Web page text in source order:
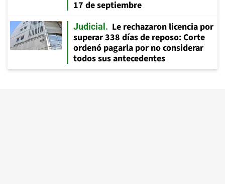
17 de septiembre
Judicial
Le rechazaron licencia por
superar 338 días de reposo: Corte
ordenó pagarla por no considerar
todos sus antecedentes